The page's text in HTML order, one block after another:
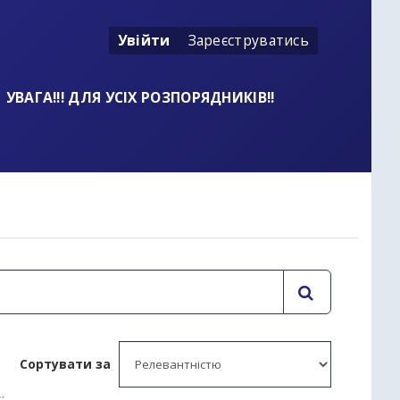
Увійти Зареєструватись
УВАГА!!! ДЛЯ УСІХ РОЗПОРЯДНИКІВ!!
Сортувати за